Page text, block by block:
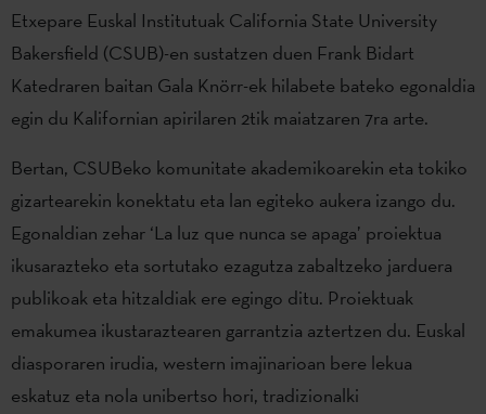
Etxepare Euskal Institutuak California State University
Bakersfield (CSUB)-en sustatzen duen Frank Bidart
Katedraren baitan Gala Knörr-ek hilabete bateko egonaldia
egin du Kalifornian apirilaren 2tik maiatzaren 7ra arte.
Bertan, CSUBeko komunitate akademikoarekin eta tokiko
gizartearekin konektatu eta lan egiteko aukera izango du.
Egonaldian zehar ‘La luz que nunca se apaga’ proiektua
ikusarazteko eta sortutako ezagutza zabaltzeko jarduera
publikoak eta hitzaldiak ere egingo ditu. Proiektuak
emakumea ikustaraztearen garrantzia aztertzen du. Euskal
diasporaren irudia, western imajinarioan bere lekua
eskatuz eta nola unibertso hori, tradizionalki